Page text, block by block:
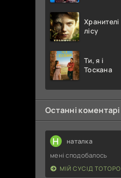
Хранителі
лісу
Ти, я і
Тоскана
Останні коментарі
Н наталка
мені сподобалось
МІЙ СУСІД ТОТОРО